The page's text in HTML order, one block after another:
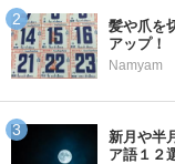
髪や爪を
アップ！
Namyam
新月や半
ア語１２